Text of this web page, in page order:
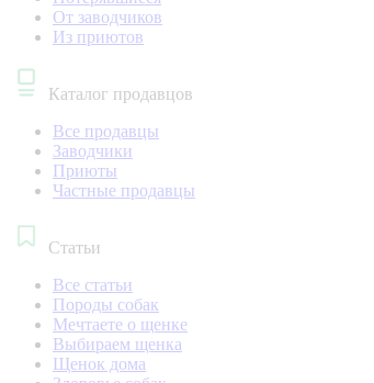
От заводчиков
Из приютов
Каталог продавцов
Все продавцы
Заводчики
Приюты
Частные продавцы
Статьи
Все статьи
Породы собак
Мечтаете о щенке
Выбираем щенка
Щенок дома